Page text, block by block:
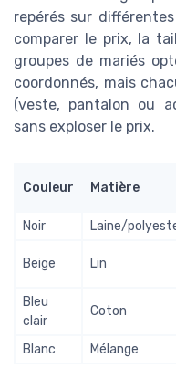
repérés sur
comparer le prix, la
groupes de mariés
coordonnés, mais
(veste, pantalon ou
sans exploser le prix.
Couleur Matière
Noir Laine/
Beige Lin
Bleu
clair
Coton
Blanc Mélange